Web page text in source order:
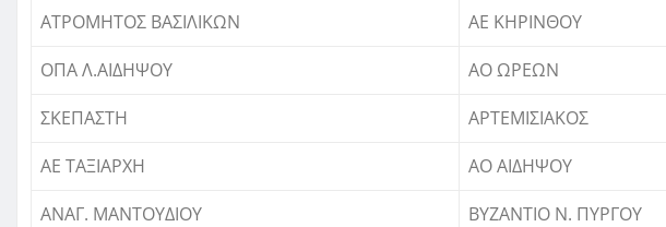
ΑΤΡΟΜΗΤΟΣ ΒΑΣΙΛΙΚΩΝ
ΑΕ ΚΗΡΙΝΘΟΥ
ΟΠΑ Λ.ΑΙΔΗΨΟΥ
ΑΟ ΩΡΕΩΝ
ΣΚΕΠΑΣΤΗ
ΑΡΤΕΜΙΣΙΑΚΟΣ
ΑΕ ΤΑΞΙΑΡΧΗ
ΑΟ ΑΙΔΗΨΟΥ
ΑΝΑΓ. ΜΑΝΤΟΥΔΙΟΥ
ΒΥΖΑΝΤΙΟ Ν. ΠΥΡΓΟΥ